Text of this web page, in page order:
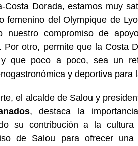
Costa Dorada, estamos muy
femenino del Olympique de
nuestro compromiso de
Por otro, permite que la Costa
que poco a poco, sea un
y deportiva para
el alcalde de Salou y
, destaca la
su contribución a la
de Salou para ofrecer